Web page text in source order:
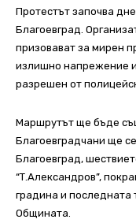
Протестът започва
Благоевград.
призовават за мирен
излишно напрежение
разрешен от
Маршрутът ще бъде
Благоевградчани ще
Благоевград,
“Т.Александров”,
градина и последната
Общината.